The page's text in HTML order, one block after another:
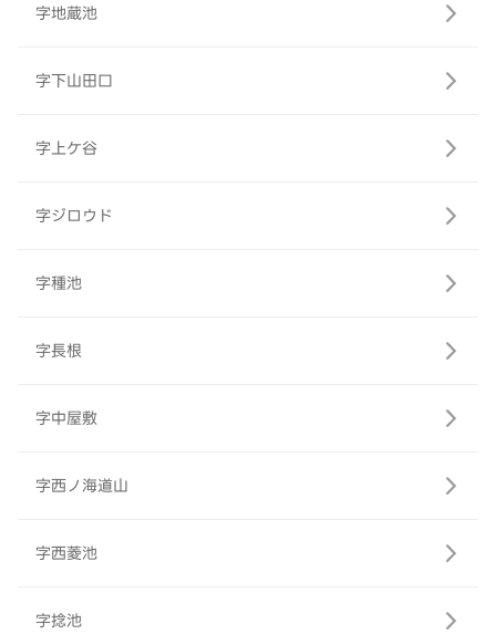
字地蔵池
字下山田口
字上ケ谷
字ジロウド
字種池
字長根
字中屋敷
字西ノ海道山
字西菱池
字捻池